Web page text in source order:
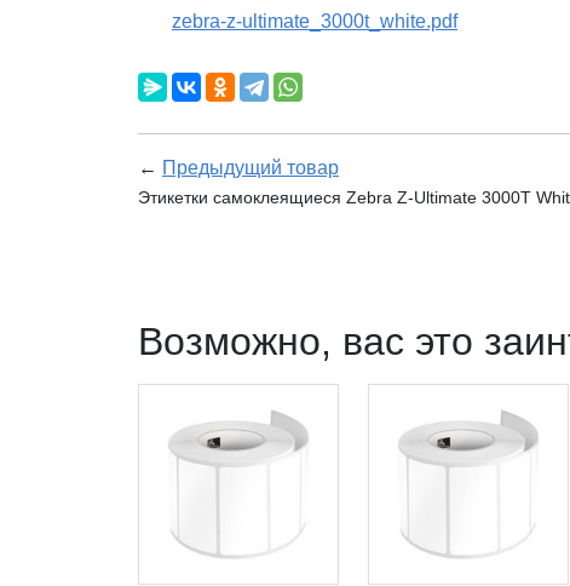
zebra-z-ultimate_3000t_white.pdf
← Предыдущий товар
Этикетки самоклеящиеся Zebra Z-Ultimate 3000T
Возможно, вас это